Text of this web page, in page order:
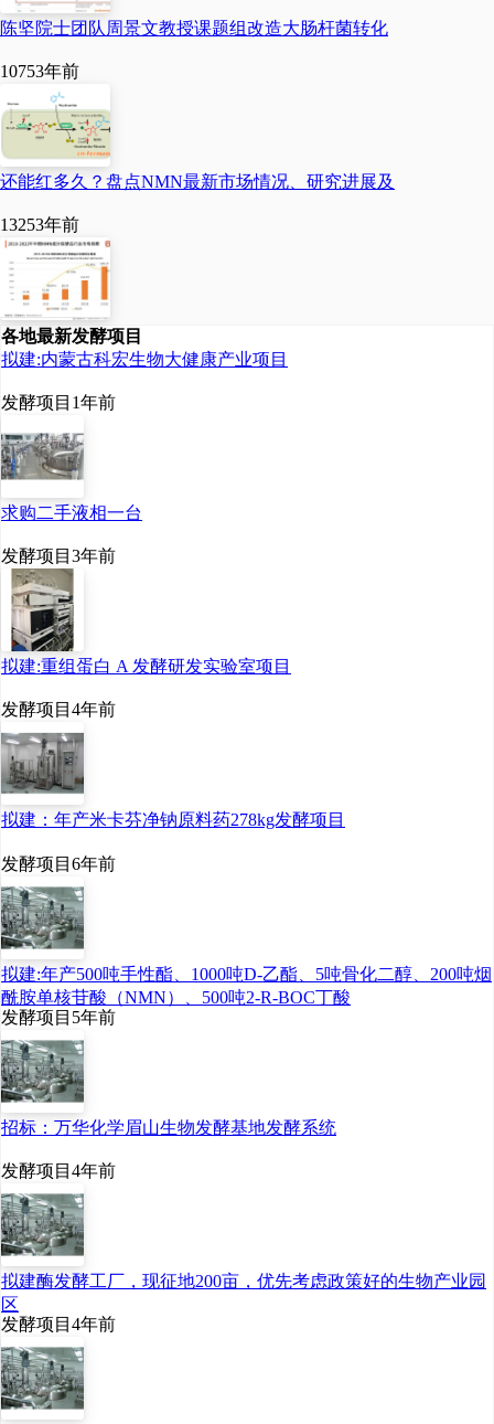
陈坚院士团队周景文教授课题组改造大肠杆菌转化
10753年前
还能红多久？盘点NMN最新市场情况、研究进展及
13253年前
各地最新发酵项目
拟建:内蒙古科宏生物大健康产业项目
发酵项目 1年前
求购二手液相一台
发酵项目 3年前
拟建:重组蛋白 A 发酵研发实验室项目
发酵项目 4年前
拟建：年产米卡芬净钠原料药278kg发酵项目
发酵项目 6年前
拟建:年产500吨手性酯、1000吨D-乙酯、5吨骨化二醇、200吨烟
酰胺单核苷酸（NMN）、500吨2-R-BOC丁酸
发酵项目 5年前
招标：万华化学眉山生物发酵基地发酵系统
发酵项目 4年前
拟建酶发酵工厂，现征地200亩，优先考虑政策好的生物产业园
区
发酵项目 4年前